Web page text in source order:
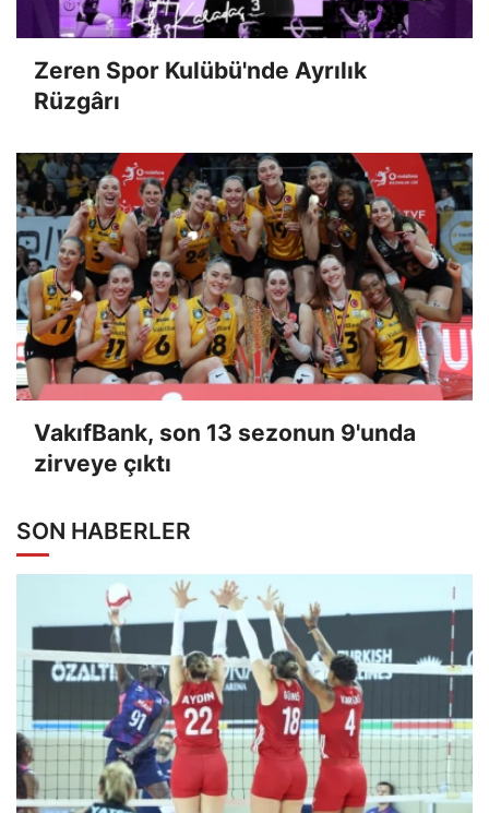
Zeren Spor Kulübü'nde Ayrılık
Rüzgârı
VakıfBank, son 13 sezonun 9'unda
zirveye çıktı
SON HABERLER